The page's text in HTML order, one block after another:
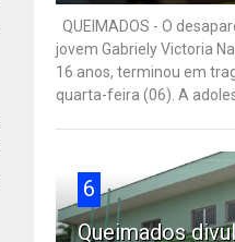
QUEIMADOS - O
jovem Gabriely Victoria
16 anos, terminou em
quarta-feira (06). A
6
Queimados